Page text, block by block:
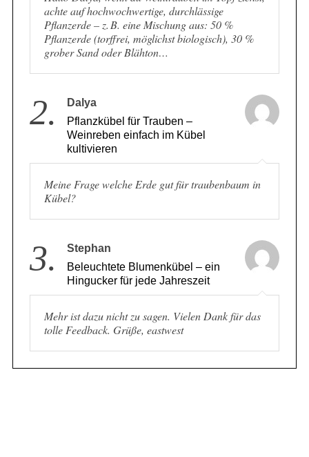
achte auf hochwochwertige, durchlässige
Pflanzerde – z. B. eine Mischung aus: 50 %
Pflanzerde (torffrei, möglichst biologisch), 30 %
grober Sand oder Blähton…
2.
Dalya
Pflanzkübel für Trauben –
Weinreben einfach im Kübel
kultivieren
Meine Frage welche Erde gut für traubenbaum in
Kübel?
3.
Stephan
Beleuchtete Blumenkübel – ein
Hingucker für jede Jahreszeit
Mehr ist dazu nicht zu sagen. Vielen Dank für das
tolle Feedback. Grüße, eastwest